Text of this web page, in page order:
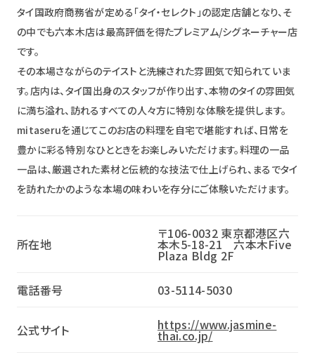
タイ国政府商務省が定める「タイ・セレクト」の認定店舗となり、そ
の中でも六本木店は最高評価を得たプレミアム/シグネーチャー店
です。
その本場さながらのテイストと洗練された雰囲気で知られていま
す。店内は、タイ国出身のスタッフが作り出す、本物のタイの雰囲気
に満ち溢れ、訪れるすべての人々方に特別な体験を提供します。
mitaseruを通じてこのお店の料理を自宅で堪能すれば、日常を
豊かに彩る特別なひとときをお楽しみいただけます。料理の一品
一品は、厳選された素材と伝統的な技法で仕上げられ、まるでタイ
を訪れたかのような本場の味わいを存分にご体験いただけます。
所在地
〒106-0032 東京都港区六
本木5-18-21 六本木Five
Plaza Bldg 2F
電話番号 03-5114-5030
公式サイト https://www.jasmine-
thai.co.jp/